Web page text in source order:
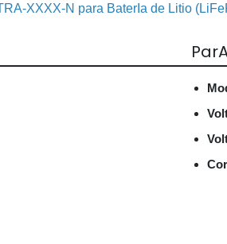
XXXX-N para BaterIa de Litio